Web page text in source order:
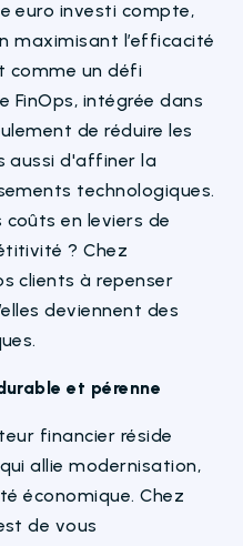
euro investi compte,
maximisant l’efficacité
comme un défi
FinOps, intégrée dans
de réduire les
aussi d'affiner la
technologiques.
en leviers de
? Chez
clients à repenser
deviennent des
et pérenne
financier réside
allie modernisation,
économique. Chez
de vous